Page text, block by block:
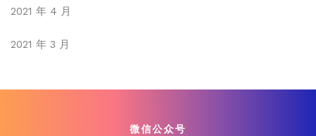
2021 年 4 月
2021 年 3 月
微信公众号